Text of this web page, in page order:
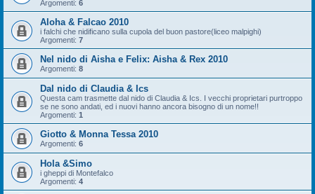
Argomenti: 6
Aloha & Falcao 2010
i falchi che nidificano sulla cupola del buon pastore(liceo malpighi)
Argomenti: 7
Nel nido di Aisha e Felix: Aisha & Rex 2010
Argomenti: 8
Dal nido di Claudia & Ics
Questa cam trasmette dal nido di Claudia & Ics. I vecchi proprietari purtroppo
se ne sono andati, ed i nuovi hanno ancora bisogno di un nome!!
Argomenti: 1
Giotto & Monna Tessa 2010
Argomenti: 6
Hola &Simo
i gheppi di Montefalco
Argomenti: 4